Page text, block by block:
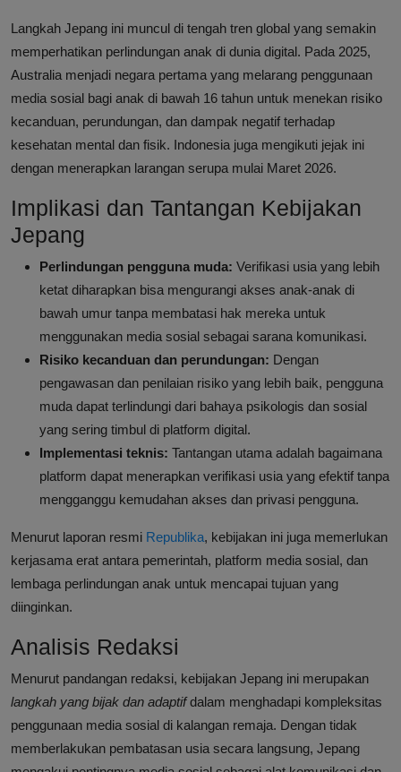
Langkah Jepang ini muncul di tengah tren global yang semakin
memperhatikan perlindungan anak di dunia digital. Pada 2025,
Australia menjadi negara pertama yang melarang penggunaan
media sosial bagi anak di bawah 16 tahun untuk menekan risiko
kecanduan, perundungan, dan dampak negatif terhadap
kesehatan mental dan fisik. Indonesia juga mengikuti jejak ini
dengan menerapkan larangan serupa mulai Maret 2026.
Implikasi dan Tantangan Kebijakan
Jepang
Perlindungan pengguna muda: Verifikasi usia yang lebih
ketat diharapkan bisa mengurangi akses anak-anak di
bawah umur tanpa membatasi hak mereka untuk
menggunakan media sosial sebagai sarana komunikasi.
Risiko kecanduan dan perundungan: Dengan
pengawasan dan penilaian risiko yang lebih baik, pengguna
muda dapat terlindungi dari bahaya psikologis dan sosial
yang sering timbul di platform digital.
Implementasi teknis: Tantangan utama adalah bagaimana
platform dapat menerapkan verifikasi usia yang efektif tanpa
mengganggu kemudahan akses dan privasi pengguna.
Menurut laporan resmi Republika, kebijakan ini juga memerlukan
kerjasama erat antara pemerintah, platform media sosial, dan
lembaga perlindungan anak untuk mencapai tujuan yang
diinginkan.
Analisis Redaksi
Menurut pandangan redaksi, kebijakan Jepang ini merupakan
langkah yang bijak dan adaptifdalam menghadapi kompleksitas
penggunaan media sosial di kalangan remaja. Dengan tidak
memberlakukan pembatasan usia secara langsung, Jepang